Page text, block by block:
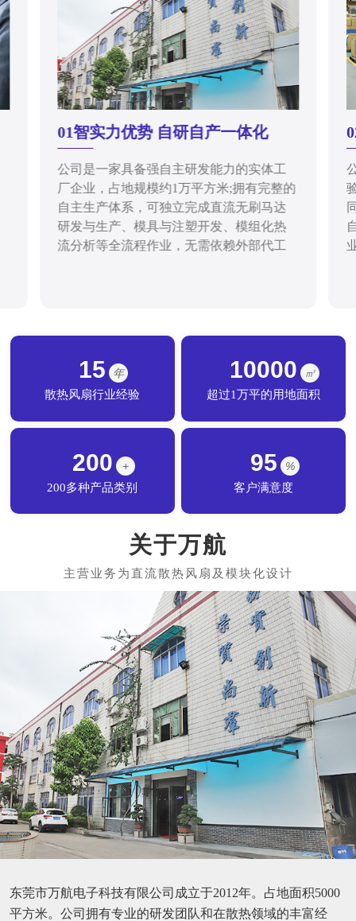
01智实力优势 自研自产一体化
公司是一家具备强自主研发能力的实体工
厂企业，占地规模约1万平方米;拥有完整的
自主生产体系，可独立完成直流无刷马达
研发与生产、模具与注塑开发、模组化热
流分析等全流程作业，无需依赖外部代工
15
年
散热风扇行业经验
10000
㎡
超过1万平的用地面积
200
+
200多种产品类别
95
%
客户满意度
关于万航
东莞市万航电子科技有限公司成立于2012年。占地面积5000
平方米。公司拥有专业的研发团队和在散热领域的丰富经